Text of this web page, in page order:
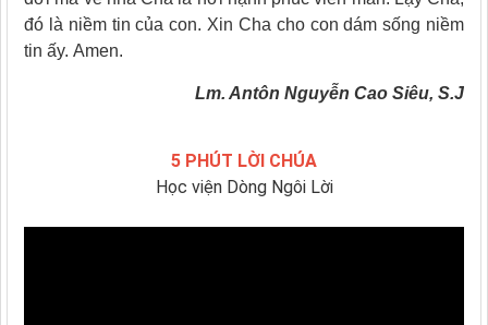
đó là niềm tin của con. Xin Cha cho con dám sống niềm
tin ấy. Amen.
Lm. Antôn Nguyễn Cao Siêu, S.J
5 PHÚT LỜI CHÚA
Học viện Dòng Ngôi Lời